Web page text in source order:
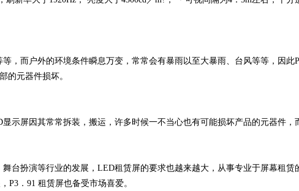
而户外的环境条件瞬息万变，常常会有暴雨以至大暴雨、台风等等，因此
的元器件损坏。
屏因其常常拆装，搬运，许多时候一不当心也有可能损坏产品的元器件，
扮演等行业的发展，LED租赁屏的要求也越来越大，从事专业于屏幕租赁
P3．91 租赁屏也备受市场喜爱。